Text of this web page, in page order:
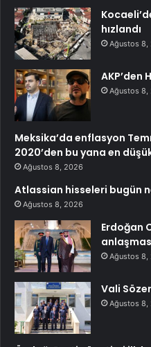
hızlandı
Ağustos 8,
AKP’den
Ağustos 8,
Meksika’da enflasyon
2020’den bu yana en
Ağustos 8, 2026
Atlassian hisseleri bugün
Ağustos 8, 2026
Erdoğan
Ağustos 8,
Vali
Ağustos 8,